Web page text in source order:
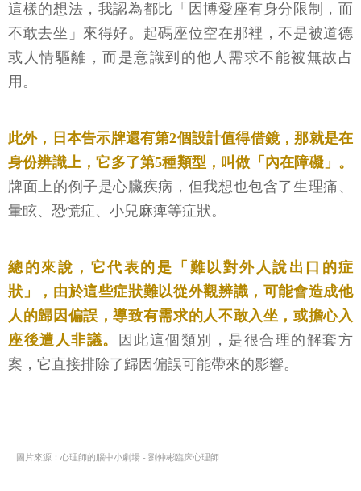
這樣的想法，我認為都比「因博愛座有身分限制，而
不敢去坐」來得好。起碼座位空在那裡，不是被道德
或人情驅離，而是意識到的他人需求不能被無故占
用。
此外，日本告示牌還有第2個設計值得借鏡，那就是在
身份辨識上，它多了第5種類型，叫做「內在障礙」。
牌面上的例子是心臟疾病，但我想也包含了生理痛、
暈眩、恐慌症、小兒麻痺等症狀。
總的來說，它代表的是「難以對外人說出口的症
狀」，由於這些症狀難以從外觀辨識，可能會造成他
人的歸因偏誤，導致有需求的人不敢入坐，或擔心入
座後遭人非議。
因此這個類別，是很合理的解套方
案，它直接排除了歸因偏誤可能帶來的影響。
圖片來源：心理師的腦中小劇場 - 劉仲彬臨床心理師